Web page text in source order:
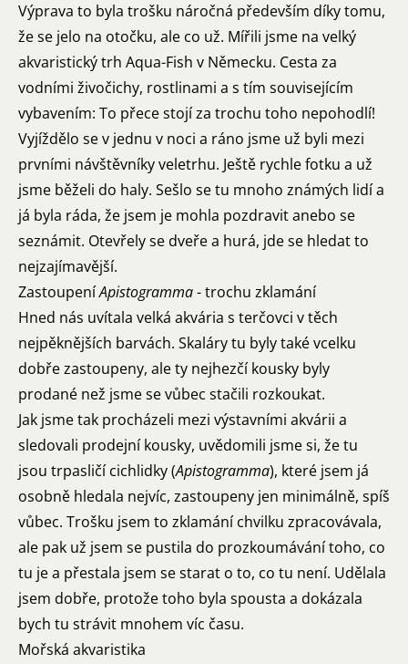
Výprava to byla trošku náročná především díky tomu,
že se jelo na otočku, ale co už. Mířili jsme na velký
akvaristický trh Aqua-Fish v Německu. Cesta za
vodními živočichy, rostlinami a s tím souvisejícím
vybavením: To přece stojí za trochu toho nepohodlí!
Vyjíždělo se v jednu v noci a ráno jsme už byli mezi
prvními návštěvníky veletrhu. Ještě rychle fotku a už
jsme běželi do haly. Sešlo se tu mnoho známých lidí a
já byla ráda, že jsem je mohla pozdravit anebo se
seznámit. Otevřely se dveře a hurá, jde se hledat to
nejzajímavější.
ZastoupeníApistogramma- trochu zklamání
Hned nás uvítala velká akvária s terčovci v těch
nejpěknějších barvách. Skaláry tu byly také vcelku
dobře zastoupeny, ale ty nejhezčí kousky byly
prodané než jsme se vůbec stačili rozkoukat.
Jak jsme tak procházeli mezi výstavními akvárii a
sledovali prodejní kousky, uvědomili jsme si, že tu
jsou trpasličí cichlidky (Apistogramma), které jsem já
osobně hledala nejvíc, zastoupeny jen minimálně, spíš
vůbec. Trošku jsem to zklamání chvilku zpracovávala,
ale pak už jsem se pustila do prozkoumávání toho, co
tu je a přestala jsem se starat o to, co tu není. Udělala
jsem dobře, protože toho byla spousta a dokázala
bych tu strávit mnohem víc času.
Mořská akvaristika